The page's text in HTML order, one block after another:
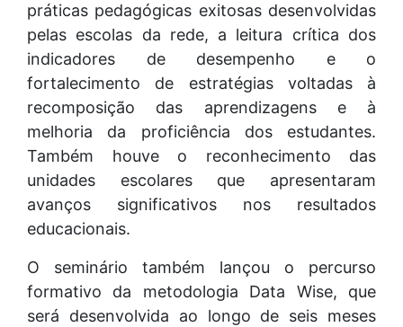
práticas pedagógicas exitosas desenvolvidas
pelas escolas da rede, a leitura crítica dos
indicadores de desempenho e o
fortalecimento de estratégias voltadas à
recomposição das aprendizagens e à
melhoria da proficiência dos estudantes.
Também houve o reconhecimento das
unidades escolares que apresentaram
avanços significativos nos resultados
educacionais.
O seminário também lançou o percurso
formativo da metodologia Data Wise, que
será desenvolvida ao longo de seis meses